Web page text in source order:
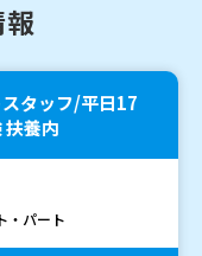
タッフ/平日17
養内
・パート